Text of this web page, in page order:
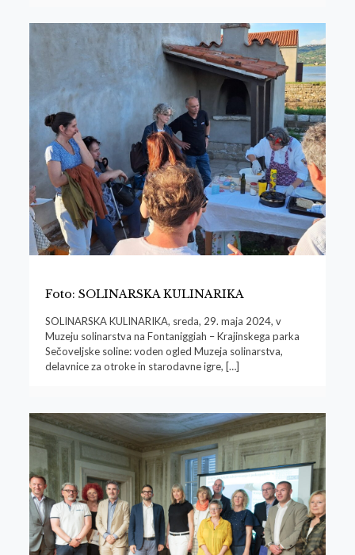
Foto: SOLINARSKA KULINARIKA
SOLINARSKA KULINARIKA, sreda, 29. maja 2024, v
Muzeju solinarstva na Fontaniggiah – Krajinskega parka
Sečoveljske soline: voden ogled Muzeja solinarstva,
delavnice za otroke in starodavne igre, […]